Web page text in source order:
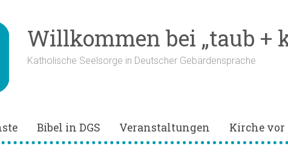
Willkommen bei „taub +
Katholische Seelsorge in Deutscher Gebärdensprache
Bibel in DGS Veranstaltungen Kirche